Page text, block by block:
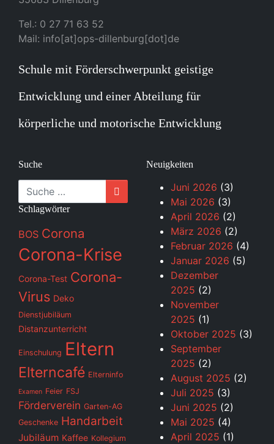
Tel.: 0 27 71 63 52
Mail: info[at]ops-dillenburg[dot]de
Schule mit Förderschwerpunkt geistige
Entwicklung und einer Abteilung für
körperliche und motorische Entwicklung
Suche
Suche
Schlagwörter
BOS Corona
Corona-Krise
Corona-Test Corona-
Virus Deko
Dienstjubiläum
Distanzunterricht
Einschulung Eltern
Elterncafé Elterninfo
Examen Feier FSJ
Förderverein Garten-AG
Geschenke Handarbeit
Jubiläum Kaffee Kollegium
Neuigkeiten
Juni 2026 (3)
Mai 2026 (3)
April 2026 (2)
März 2026 (2)
Februar 2026 (4)
Januar 2026 (5)
Dezember
2025 (2)
November
2025 (1)
Oktober 2025 (3)
September
2025 (2)
August 2025 (2)
Juli 2025 (3)
Juni 2025 (2)
Mai 2025 (4)
April 2025 (1)